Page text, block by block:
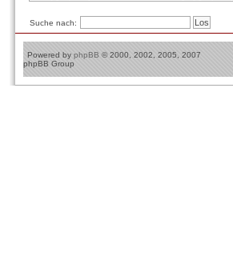
Suche nach:
Powered by phpBB © 2000, 2002, 2005, 2007
phpBB Group